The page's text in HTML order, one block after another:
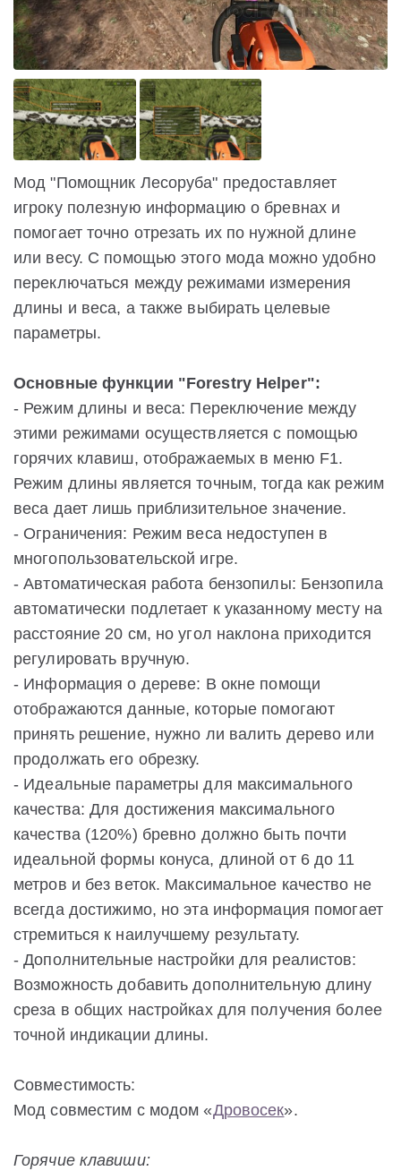
Мод "Помощник Лесоруба" предоставляет
игроку полезную информацию о бревнах и
помогает точно отрезать их по нужной длине
или весу. С помощью этого мода можно удобно
переключаться между режимами измерения
длины и веса, а также выбирать целевые
параметры.
Основные функции "Forestry Helper":
- Режим длины и веса: Переключение между
этими режимами осуществляется с помощью
горячих клавиш, отображаемых в меню F1.
Режим длины является точным, тогда как режим
веса дает лишь приблизительное значение.
- Ограничения: Режим веса недоступен в
многопользовательской игре.
- Автоматическая работа бензопилы: Бензопила
автоматически подлетает к указанному месту на
расстояние 20 см, но угол наклона приходится
регулировать вручную.
- Информация о дереве: В окне помощи
отображаются данные, которые помогают
принять решение, нужно ли валить дерево или
продолжать его обрезку.
- Идеальные параметры для максимального
качества: Для достижения максимального
качества (120%) бревно должно быть почти
идеальной формы конуса, длиной от 6 до 11
метров и без веток. Максимальное качество не
всегда достижимо, но эта информация помогает
стремиться к наилучшему результату.
- Дополнительные настройки для реалистов:
Возможность добавить дополнительную длину
среза в общих настройках для получения более
точной индикации длины.
Совместимость:
Мод совместим с модом «Дровосек».
Горячие клавиши: